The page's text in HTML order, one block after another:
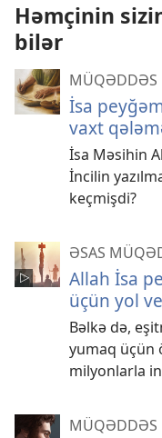
Həmçinin
bilər
MÜQƏDDƏS
İsa
vaxt
İsa Məsihin
İncilin
keçmişdi?
ƏSAS
Allah İsa
üçün yol
Bəlkə də,
yumaq üçün
milyonlarla
MÜQƏDDƏS